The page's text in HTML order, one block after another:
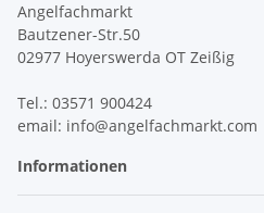
Angelfachmarkt
Bautzener-Str.50
02977 Hoyerswerda OT Zeißig
Tel.: 03571 900424
email: info@angelfachmarkt.com
Informationen